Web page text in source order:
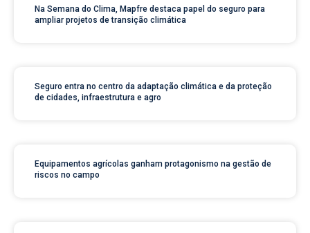
Na Semana do Clima, Mapfre destaca papel do seguro para
ampliar projetos de transição climática
Seguro entra no centro da adaptação climática e da proteção
de cidades, infraestrutura e agro
Equipamentos agrícolas ganham protagonismo na gestão de
riscos no campo